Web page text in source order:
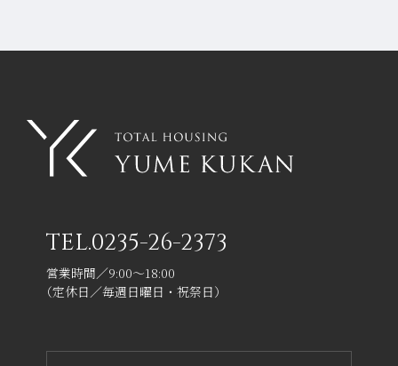
TEL.0235-26-2373
営業時間／9:00～18:00
（定休日／毎週日曜日・祝祭日）